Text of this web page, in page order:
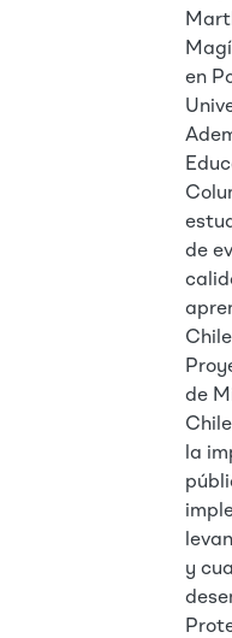
en
de
de
la
y